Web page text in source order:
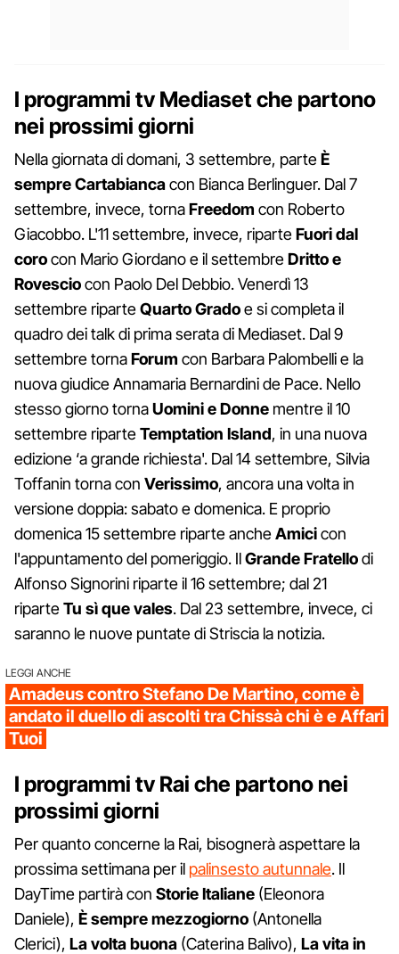
I programmi tv Mediaset che partono
nei prossimi giorni
Nella giornata di domani, 3 settembre, parteÈ
sempreCartabiancacon Bianca Berlinguer. Dal 7
settembre, invece, tornaFreedom con Roberto
Giacobbo. L'11 settembre, invece, riparteFuori dal
corocon Mario Giordano e il settembreDrittoe
Rovesciocon Paolo Del Debbio. Venerdì 13
settembre riparteQuartoGradoe si completa il
quadro dei talk di prima serata di Mediaset. Dal 9
settembre tornaForum con Barbara Palombelli e la
nuova giudice Annamaria Bernardini de Pace. Nello
stesso giorno tornaUomini e Donne mentre il 10
settembre riparteTemptation Island, in una nuova
edizione ‘a grande richiesta'. Dal 14 settembre, Silvia
Toffanin torna con Verissimo, ancora una volta in
versione doppia: sabato e domenica. E proprio
domenica 15 settembre riparte ancheAmicicon
l'appuntamento del pomeriggio. IlGrandeFratellodi
Alfonso Signorini riparte il 16 settembre; dal 21
riparteTu sì que vales. Dal 23 settembre, invece, ci
saranno le nuove puntate di Striscia la notizia.
LEGGI ANCHE
Amadeus contro Stefano De Martino, come è
andato il duello di ascolti tra Chissà chi è e Affari
Tuoi
I programmi tv Rai che partono nei
prossimi giorni
Per quanto concerne la Rai, bisognerà aspettare la
prossima settimana per il palinsesto autunnale. Il
DayTime partirà con Storie Italiane (Eleonora
Daniele), È sempre mezzogiorno (Antonella
Clerici), La volta buona (Caterina Balivo), La vita in